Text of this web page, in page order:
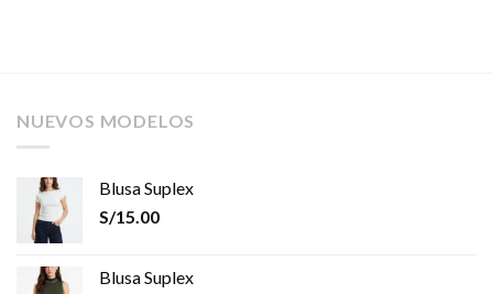
NUEVOS MODELOS
Blusa Suplex
S/15.00
Blusa Suplex